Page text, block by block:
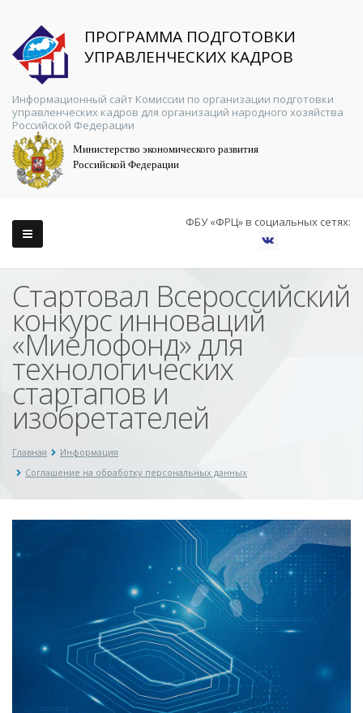
ПРОГРАММА ПОДГОТОВКИ
УПРАВЛЕНЧЕСКИХ КАДРОВ
Информационный сайт Комиссии по организации подготовки
управленческих кадров для организаций народного хозяйства
Российской Федерации
Министерство экономического развития
Российской Федерации
ФБУ «ФРЦ» в социальных сетях:
Стартовал Всероссийский
конкурс инноваций
«Миелофонд» для
технологических
стартапов и
изобретателей
Главная
Информация
Соглашение на обработку персональных данных